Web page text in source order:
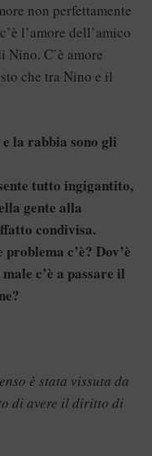
non perfettamente
l’amore dell’amico
C’è amore
che tra Nino e il
la rabbia sono gli
tutto ingigantito,
gente alla
condivisa.
c’è? Dov’è
c’è a passare il
è stata vissuta da
di avere il diritto di